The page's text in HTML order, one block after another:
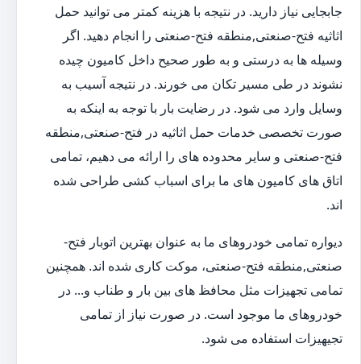
جابجایی نیاز دارید. در نتیجه با هزینه کمتر می توانید حمل
اثاثیه فتح-صنعتی,منطقه فتح-صنعتی را انجام دهید. اگر
وسیله ها به درستی و به طور صحیح داخل کامیون چیده
نشوند در طی مسیر تکان می خورند. در نتیجه آسیب به
وسایل وارد می شود. در رضایت بار با توجه به اینکه به
صورت تخصصی خدمات حمل اثاثیه در فتح-صنعتی,منطقه
فتح-صنعتی و سایر محدوده های را ارائه می دهیم، تمامی
اتاق های کامیون های ما برای اسباب کشی طراحی شده
اند.
دیواره تمامی خودروهای ما به عنوان بهترین اتوبار فتح-
صنعتی,منطقه فتح-صنعتی، موکت کاری شده اند. همچنین
تمامی تجهیزات مثل محافظ های بین بار و طناب و... در
خودروهای ما موجود است. در صورت نیاز از تمامی
تجیهیزات استفاده می شود.